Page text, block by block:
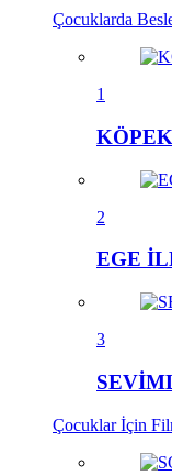
Çocuklarda
1
2
EGE
3
Çocuklar İçin